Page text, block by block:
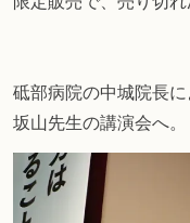
砥部病院の中城院長
坂山先生の講演会へ。